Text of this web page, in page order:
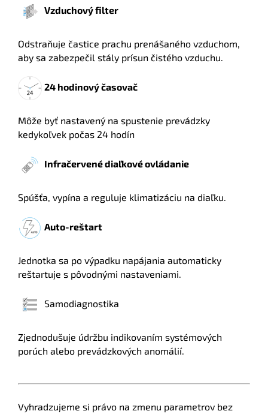
Vzduchový filter
Odstraňuje častice prachu prenášaného vzduchom,
aby sa zabezpečil stály prísun čistého vzduchu.
24 hodinový časovač
Môže byť nastavený na spustenie prevádzky
kedykoľvek počas 24 hodín
Infračervené diaľkové ovládanie
Spúšťa, vypína a reguluje klimatizáciu na diaľku.
Auto-reštart
Jednotka sa po výpadku napájania automaticky
reštartuje s pôvodnými nastaveniami.
Samodiagnostika
Zjednodušuje údržbu indikovaním systémových
porúch alebo prevádzkových anomálií.
Vyhradzujeme si právo na zmenu parametrov bez